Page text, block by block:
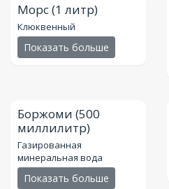
Морс(1 литр)
Клюквенный
Показать больше
Боржоми (500
миллилитр)
Газированная
минеральная вода
Показать больше